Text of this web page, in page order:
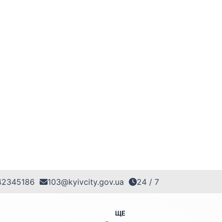
103@kyivcity.gov.ua 24 / 7
ЩЕ